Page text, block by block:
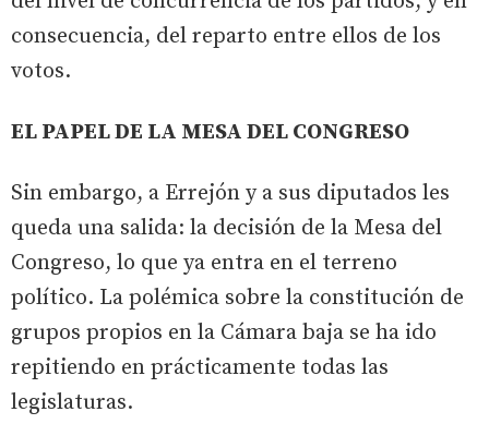
consecuencia, del reparto entre ellos de los
votos.
EL PAPEL DE LA MESA DEL CONGRESO
Sin embargo, a Errejón y a sus diputados les
queda una salida: la decisión de la Mesa del
Congreso, lo que ya entra en el terreno
político. La polémica sobre la constitución de
grupos propios en la Cámara baja se ha ido
repitiendo en prácticamente todas las
legislaturas.